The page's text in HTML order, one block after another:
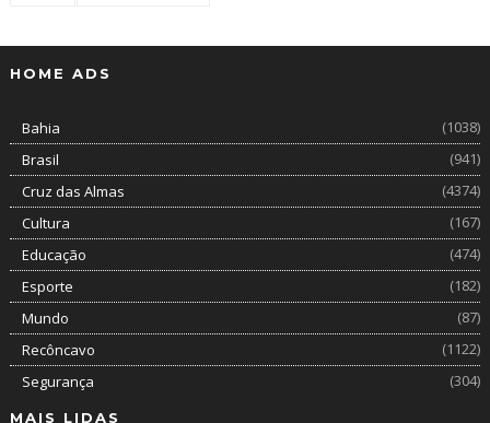
HOME ADS
Bahia
(1038)
Brasil
(941)
Cruz das Almas
(4374)
Cultura
(167)
Educação
(474)
Esporte
(182)
Mundo
(87)
Recôncavo
(1122)
Segurança
(304)
MAIS LIDAS